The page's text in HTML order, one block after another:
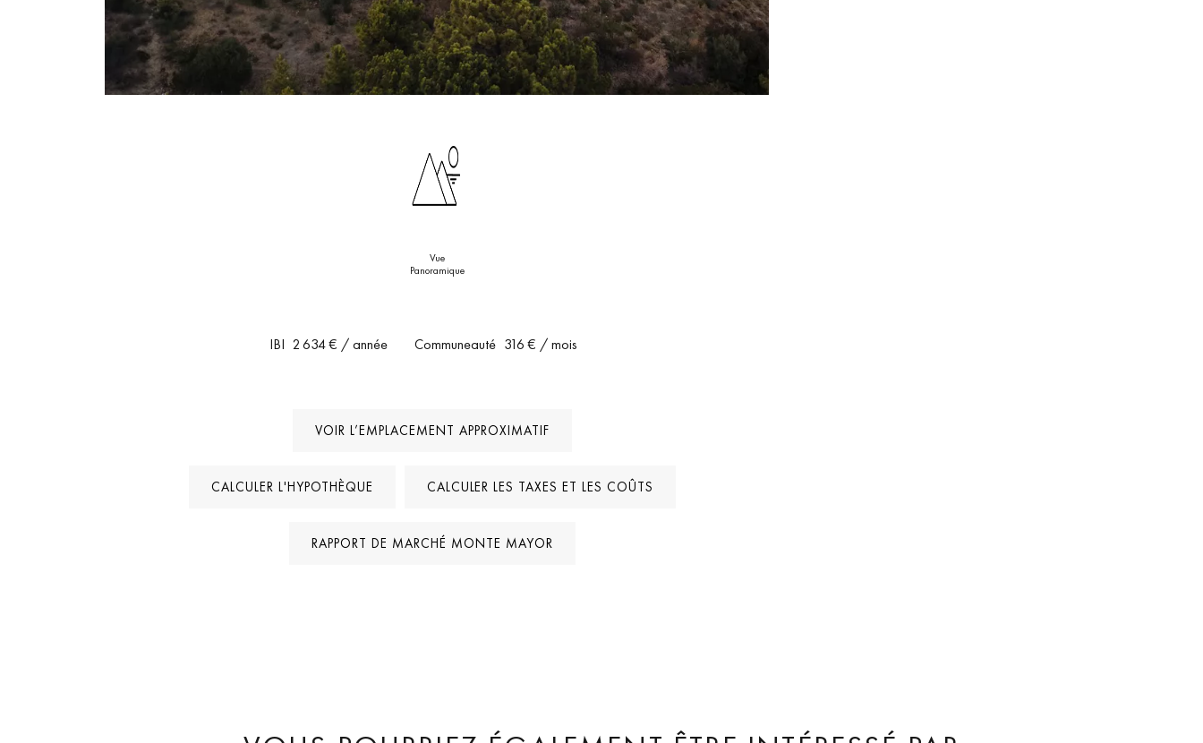
Vue
Panoramique
IBI 2 634 € / année Communeauté 316 € / mois
VOIR L’EMPLACEMENT APPROXIMATIF
CALCULER L'HYPOTHÈQUE CALCULER LES TAXES ET LES COÛTS
RAPPORT DE MARCHÉ MONTE MAYOR